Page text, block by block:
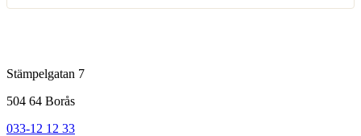
Stämpelgatan 7
504 64 Borås
033-12 12 33